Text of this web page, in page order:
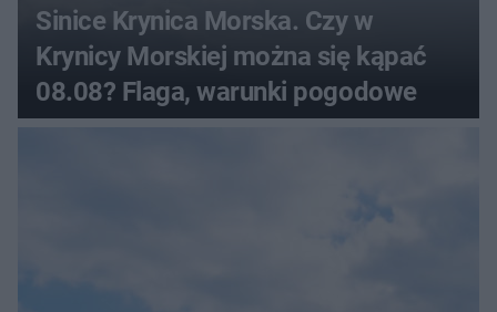
Sinice Krynica Morska. Czy w
Krynicy Morskiej można się kąpać
08.08? Flaga, warunki pogodowe